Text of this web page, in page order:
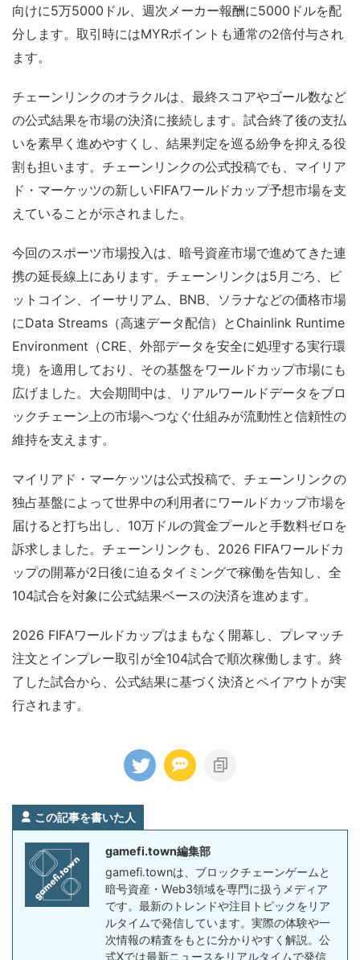
向けに5万5000ドル、週次メーカー報酬に5000ドルを配
分します。取引時にはMYRポイントも通常の2倍付与され
ます。
チェーンリンクのオラクルは、最終スコアやゴール数など
の公式結果を市場の決済に接続します。試合終了後の支払
いを素早く進めやすくし、結果判定を巡る紛争を抑える役
割も担います。チェーンリンクの公式投稿でも、マイリア
ド・マーケッツの新しいFIFAワールドカップ予想市場を支
えていることが示されました。
今回のスポーツ市場投入は、暗号資産市場で進めてきた連
携の延長線上にあります。チェーンリンクは5月ごろ、ビ
ットコイン、イーサリアム、BNB、ソラナなどの価格市場
にData Streams（高速データ配信）とChainlink Runtime
Environment（CRE、外部データを安全に処理する実行環
境）を適用しており、その基盤をワールドカップ市場にも
広げました。大会期間中は、リアルワールドデータをブロ
ックチェーン上の市場へつなぐ仕組みが流動性と信頼性の
維持を支えます。
マイリアド・マーケッツは公式投稿で、チェーンリンクの
独占基盤によって世界中の利用者にワールドカップ市場を
届けると打ち出し、10万ドルの賞金プールと手数料ゼロを
訴求しました。チェーンリンクも、2026 FIFAワールドカ
ップの開幕が2日後に迫るタイミングで稼働を告知し、全
104試合を対象に公式結果ベースの決済を進めます。
2026 FIFAワールドカップはまもなく開幕し、プレマッチ
注文とインプレー取引が全104試合で順次稼働します。終
了した試合から、公式結果に基づく決済とペイアウトが実
行されます。
この記事を書いた人
gamefi.town編集部
gamefi.townは、ブロックチェーンゲームと
暗号資産・Web3領域を専門に扱うメディア
です。最新のトレンドや注目トピックをリア
ルタイムで発信しています。実際の体験や一
次情報の精査をもとに分かりやすく解説。公
式Xでは最新ニュースをリアルタイムで発信